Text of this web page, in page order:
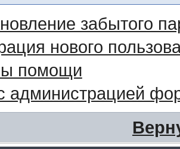
забытого
нового
помощи
администрацией